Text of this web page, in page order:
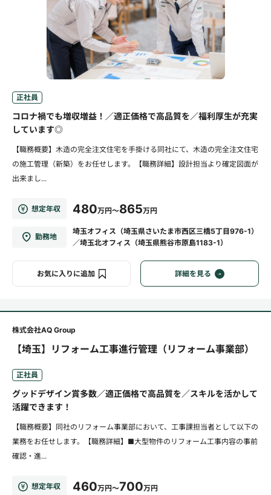
正社員
コロナ禍でも増収増益！／適正価格で高品質を／福利厚生が充実
しています◎
【職務概要】木造の完全注文住宅を手掛ける同社にて、木造の完全注文住宅
の施工管理（新築）をお任せします。【職務詳細】設計担当より確定図面が
出来まし...
想定年収 480万円～865万円
勤務地
埼玉オフィス（埼玉県さいたま市西区三橋5丁目976-1）
／埼玉北オフィス（埼玉県熊谷市原島1183-1）
お気に入りに追加 詳細を見る
株式会社AQ Group
【埼玉】リフォーム工事進行管理（リフォーム事業部）
正社員
グッドデザイン賞多数／適正価格で高品質を／スキルを活かして
活躍できます！
【職務概要】同社のリフォーム事業部において、工事課担当者として以下の
業務をお任せします。【職務詳細】■大型物件のリフォーム工事内容の事前
確認・進...
想定年収 460万円～700万円